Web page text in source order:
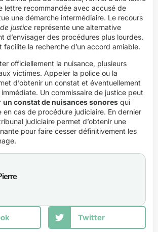
lettre recommandée avec accusé de
une démarche intermédiaire. Le recours
justice représente une alternative
d’envisager des procédures plus lourdes.
facilite la recherche d’un accord amiable.
officiellement la nuisance, plusieurs
victimes. Appeler la police ou la
d’obtenir un constat et éventuellement
Un commissaire de justice peut
un constat de nuisances sonores qui
en cas de procédure judiciaire. En dernier
judiciaire permet d’obtenir une
pour faire cesser définitivement les
Twitter